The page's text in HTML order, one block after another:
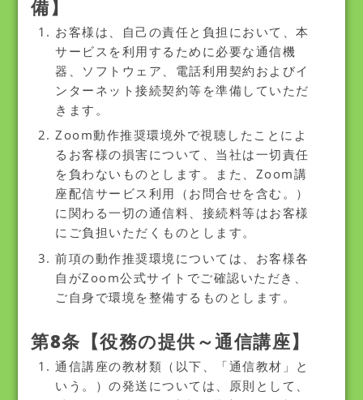
備】
お客様は、自己の責任と負担において、本
サービスを利用するために必要な通信機
器、ソフトウェア、電話利用契約およびイ
ンターネット接続契約等を準備していただ
きます。
Zoom動作推奨環境外で視聴したことによ
るお客様の損害について、当社は一切責任
を負わないものとします。また、Zoom講
座配信サービス利用（お問合せを含む。）
に関わる一切の通信料、接続料等はお客様
にご負担いただくものとします。
前項の動作推奨環境については、お客様各
自がZoom公式サイトでご確認いただき、
ご自身で環境を整備するものとします。
第8条【役務の提供～通信講座】
通信講座の教材類（以下、「通信教材」と
いう。）の発送については、原則として、